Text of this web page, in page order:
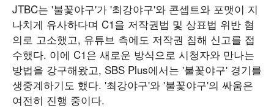
JTBC는 '불꽃야구'가 '최강야구'와 콘셉트와 포맷이 지
나치게 유사하다며 C1을 저작권법 및 상표법 위반 혐
의로 고소했고, 유튜브 측에도 저작권 침해 신고를 접
수했다. 이에 C1은 새로운 방식으로 시청자와 만나는
방법을 강구해왔고, SBS Plus에서는 '불꽃야구' 경기를
생중계하기도 했다. '최강야구'와 '불꽃야구'의 싸움은
여전히 진행 중이다.